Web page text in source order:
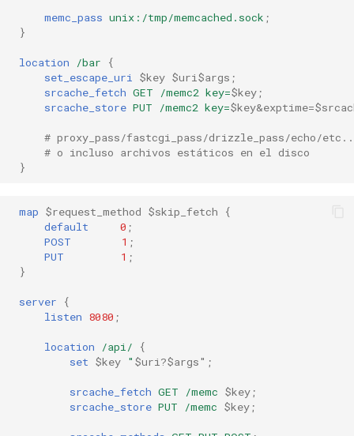
Ver También
GitHub
iputils
jit-uuid
jsonrpc-batch
jwt-verification
jwt
libcjson
memc_pass unix:/tmp/memcached.sock ;
}
location /bar
{
set_escape_uri
$key $uri$args ;
srcache_fetch GET /memc2 key=$key ;
srcache_store PUT /memc2 key=
# proxy_pass/fastcgi_pass/drizzle_pass/echo/
# o incluso archivos estáticos en el disco
}
map $request_method $skip_fetch
{
default
0 ;
POST
1 ;
PUT
1 ;
}
server
{
listen 8080 ;
location /api/
{
set $key " $uri?$args" ;
srcache_fetch GET /memc $key ;
srcache_store PUT /memc $key ;